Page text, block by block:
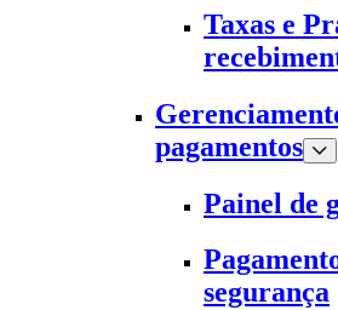
Taxas e
pagamentos
Painel de
segurança